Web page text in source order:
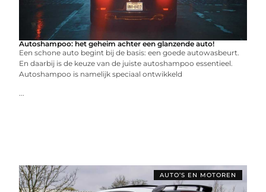
Autoshampoo: het geheim achter een glanzende auto!
Een schone auto begint bij de basis: een goede autowasbeurt.
En daarbij is de keuze van de juiste autoshampoo essentieel.
Autoshampoo is namelijk speciaal ontwikkeld
...
AUTO’S EN MOTOREN